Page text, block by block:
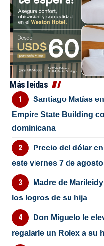
Más leídas
Santiago Matías
Empire State Building
dominicana
Precio del dólar
este viernes 7 de agosto
Madre de
los logros de su hija
Don Miguelo le
regalarle un Rolex a su